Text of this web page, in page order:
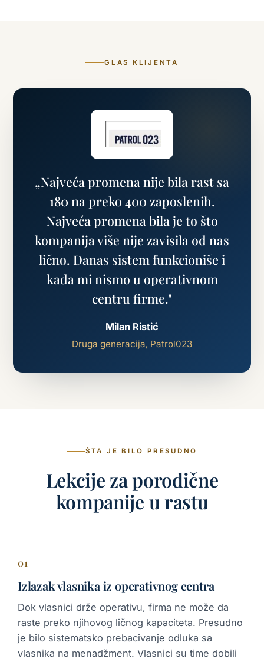
GLAS KLIJENTA
„Najveća promena nije bila rast sa
180 na preko 400 zaposlenih.
Najveća promena bila je to što
kompanija više nije zavisila od nas
lično. Danas sistem funkcioniše i
kada mi nismo u operativnom
centru firme."
Milan Ristić
Druga generacija, Patrol023
ŠTA JE BILO PRESUDNO
Lekcije za porodične
kompanije u rastu
01
Izlazak vlasnika iz operativnog centra
Dok vlasnici drže operativu, firma ne može da
raste preko njihovog ličnog kapaciteta. Presudno
je bilo sistematsko prebacivanje odluka sa
vlasnika na menadžment. Vlasnici su time dobili